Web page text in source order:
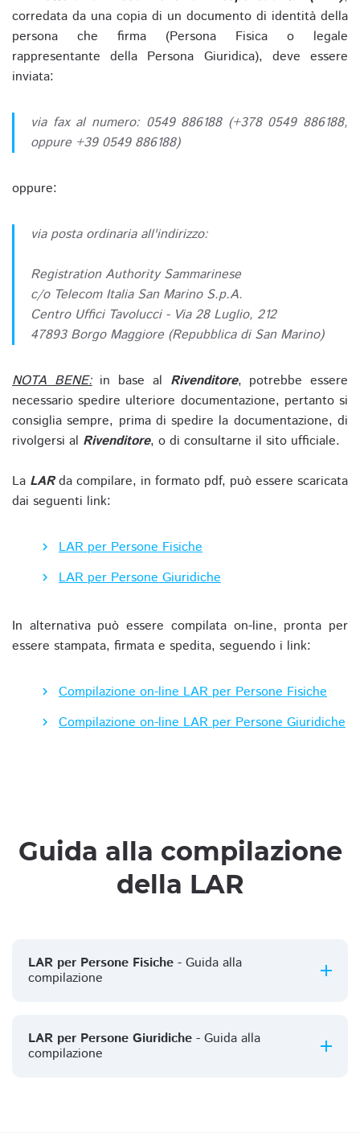
corredata da una copia di un documento di identità della
persona che firma (Persona Fisica o legale
rappresentante della Persona Giuridica), deve essere
inviata:
via fax al numero: 0549 886188 (+378 0549 886188,
oppure +39 0549 886188)
oppure:
via posta ordinaria all'indirizzo:
Registration Authority Sammarinese
c/o Telecom Italia San Marino S.p.A.
Centro Uffici Tavolucci - Via 28 Luglio, 212
47893 Borgo Maggiore (Repubblica di San Marino)
NOTA BENE:in base al Rivenditore, potrebbe essere
necessario spedire ulteriore documentazione, pertanto si
consiglia sempre, prima di spedire la documentazione, di
rivolgersi al Rivenditore, o di consultarne il sito ufficiale.
La LARda compilare, in formato pdf, può essere scaricata
dai seguenti link:
LAR per Persone Fisiche
LAR per Persone Giuridiche
In alternativa può essere compilata on-line, pronta per
essere stampata, firmata e spedita, seguendo i link:
Compilazione on-line LAR per Persone Fisiche
Compilazione on-line LAR per Persone Giuridiche
Guida alla compilazione
della LAR
LAR per Persone Fisiche - Guida alla
compilazione
LAR per Persone Giuridiche - Guida alla
compilazione